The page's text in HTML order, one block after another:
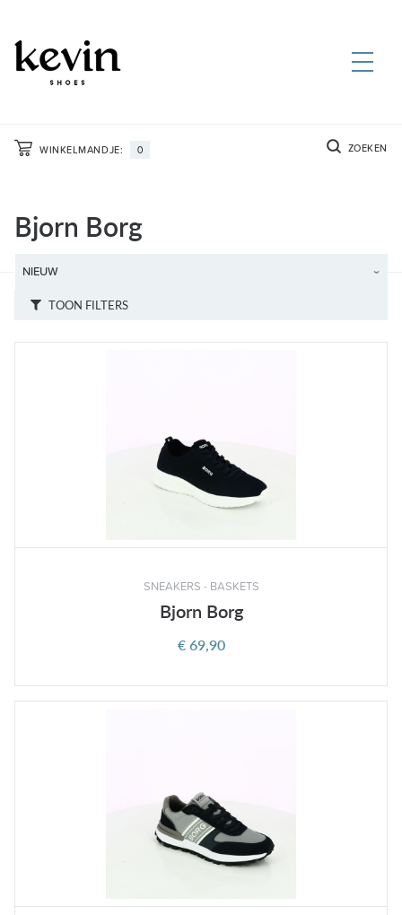
WINKELMANDJE: 0 ZOEKEN
Bjorn Borg
TOON FILTERS
SNEAKERS - BASKETS
Bjorn Borg
€ 69,90